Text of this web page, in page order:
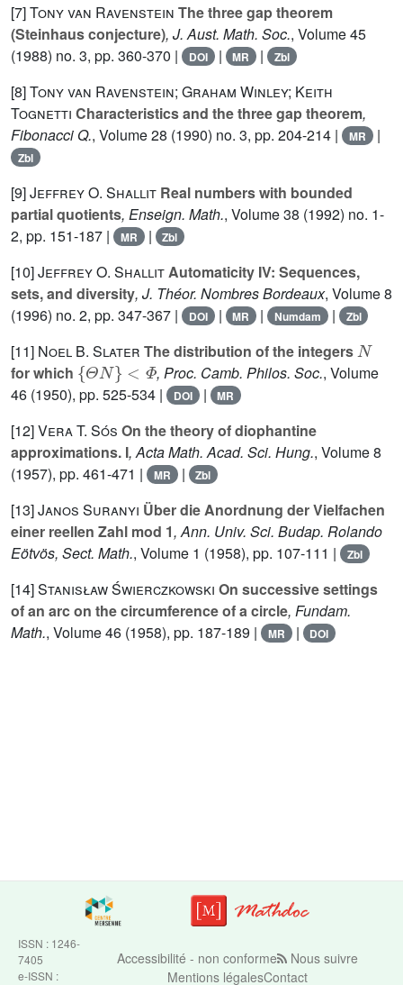
[7]Tony van Ravenstein The three gap theorem
(Steinhaus conjecture), J. Aust. Math. Soc., Volume 45
(1988) no. 3, pp. 360-370 |
DOI | MR | Zbl
[8]Tony van Ravenstein; Graham Winley; Keith
Tognetti Characteristics and the three gap theorem,
Fibonacci Q., Volume 28 (1990) no. 3, pp. 204-214 | MR |
Zbl
[9]Jeffrey O. Shallit Real numbers with bounded
partial quotients, Enseign. Math., Volume 38 (1992) no. 1-
2, pp. 151-187 |
MR | Zbl
[10]Jeffrey O. Shallit Automaticity IV: Sequences,
sets, and diversity, J. Théor. Nombres Bordeaux, Volume 8
(1996) no. 2, pp. 347-367 |
DOI | MR | Numdam | Zbl
[11] Noel B. Slater The distribution of the integers
for which
{ΘN}<Φ
, Proc. Camb. Philos. Soc., Volume
46 (1950), pp. 525-534 | DOI | MR
[12]Vera T. Sós On the theory of diophantine
approximations. I, Acta Math. Acad. Sci. Hung., Volume 8
(1957), pp. 461-471 |
MR | Zbl
[13]Janos Suranyi Über die Anordnung der Vielfachen
einer reellen Zahl mod 1, Ann. Univ. Sci. Budap. Rolando
Eötvös, Sect. Math., Volume 1 (1958), pp. 107-111 | Zbl
[14]Stanisław Świerczkowski On successive settings
of an arc on the circumference of a circle, Fundam.
Math., Volume 46 (1958), pp. 187-189 | MR | DOI
ISSN : 1246-
7405
e-ISSN :
Accessibilité - non conforme Nous suivre
Mentions légalesContact